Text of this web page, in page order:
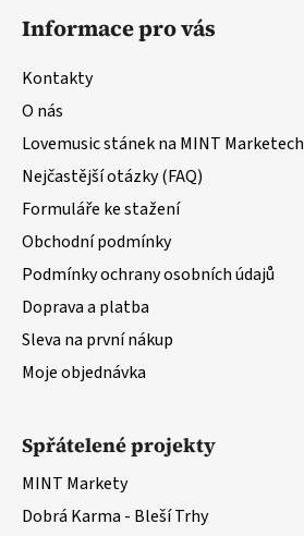
Informace pro vás
Kontakty
O nás
Lovemusic stánek na MINT Marketech
Nejčastější otázky (FAQ)
Formuláře ke stažení
Obchodní podmínky
Podmínky ochrany osobních údajů
Doprava a platba
Sleva na první nákup
Moje objednávka
Spřátelené projekty
MINT Markety
Dobrá Karma - Bleší Trhy